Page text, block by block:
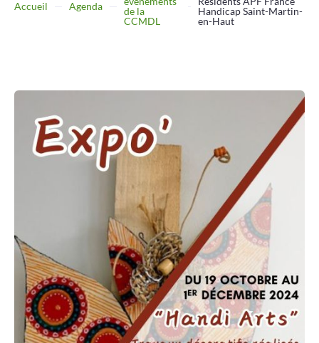
Accueil Agenda
de la
CCMDL
Handicap Saint-Martin-
en-Haut
Agenda
Agenda
Actualités
Vidéos
Newsletter